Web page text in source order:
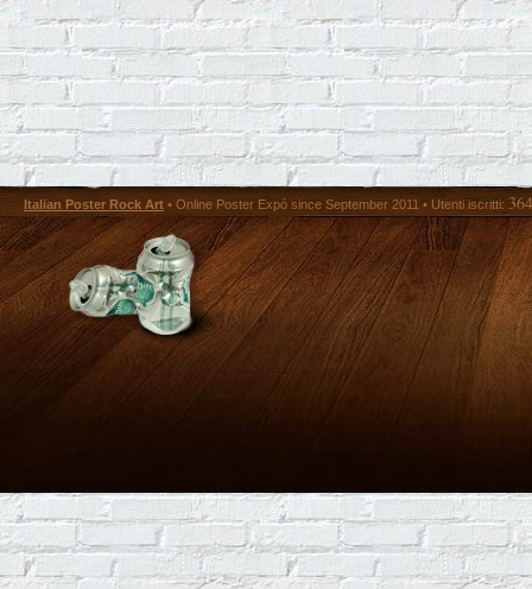
Italian Poster Rock Art • Online Poster Expó since September 2011 • Utenti iscritti: 364